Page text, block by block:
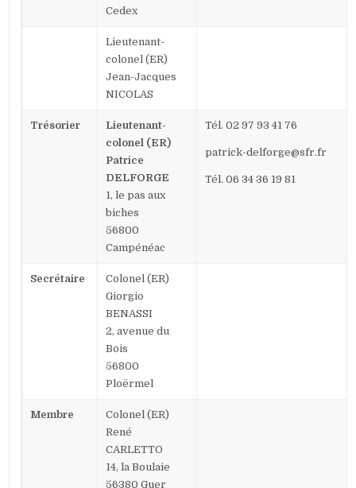
Cedex
Lieutenant-
colonel (ER)
Jean-Jacques
NICOLAS
Trésorier
Lieutenant-
colonel (ER)
Patrice
DELFORGE
1, le pas aux
biches
56800
Campénéac
Tél. 02 97 93 41 76
patrick-delforge@sfr.fr
Tél. 06 34 36 19 81
Secrétaire
Colonel (ER)
Giorgio
BENASSI
2, avenue du
Bois
56800
Ploërmel
Membre
Colonel (ER)
René
CARLETTO
14, la Boulaie
56380 Guer